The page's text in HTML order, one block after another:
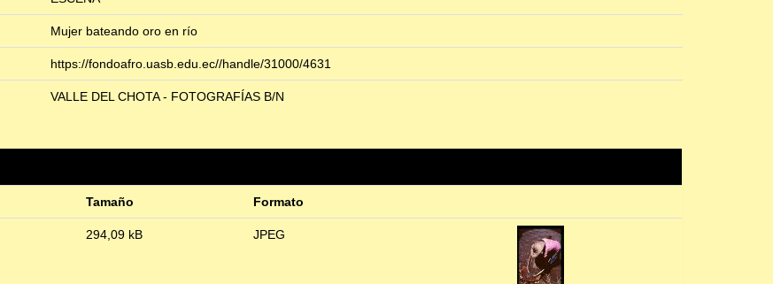
Mujer bateando oro en río
https://fondoafro.uasb.edu.ec//handle/31000/4631
VALLE DEL CHOTA - FOTOGRAFÍAS B/N
Tamaño Formato
294,09 kB JPEG